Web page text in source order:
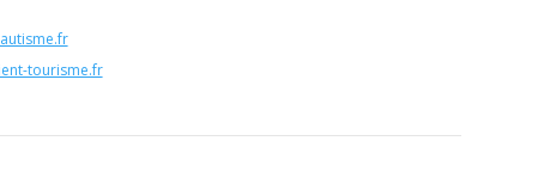
tourisme.fr